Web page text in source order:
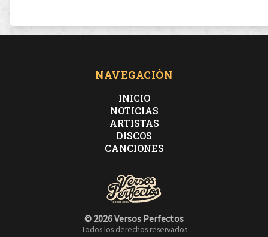
NAVEGACIÓN
INICIO
NOTICIAS
ARTISTAS
DISCOS
CANCIONES
© 2026 Versos Perfectos
Todos los derechos reservados